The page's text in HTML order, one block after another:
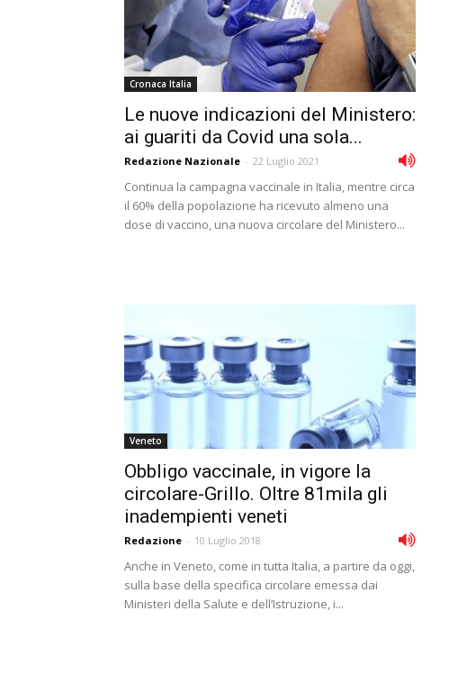
Cronaca Italia
Le nuove indicazioni del Ministero:
ai guariti da Covid una sola...
Redazione Nazionale - 22 Luglio 2021
Continua la campagna vaccinale in Italia, mentre circa
il 60% della popolazione ha ricevuto almeno una
dose di vaccino, una nuova circolare del Ministero...
Veneto
Obbligo vaccinale, in vigore la
circolare-Grillo. Oltre 81mila gli
inadempienti veneti
Redazione - 10 Luglio 2018
Anche in Veneto, come in tutta Italia, a partire da oggi,
sulla base della specifica circolare emessa dai
Ministeri della Salute e dell’Istruzione, i...